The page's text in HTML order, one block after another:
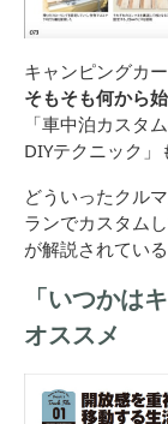
キャンピングカ
そもそも何から
「車中泊カスタ
DIYテクニック」
どういったクル
ランでカスタム
が解説されている
「いつかは
オススメ